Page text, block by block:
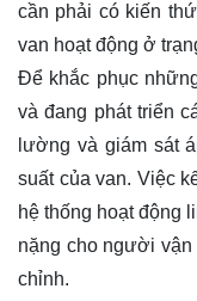
cần phải có kiến
van hoạt động ở
Để khắc phục
và đang phát triển
lường và giám sát
suất của van. Việc
hệ thống hoạt động
nặng cho người vận
chỉnh.